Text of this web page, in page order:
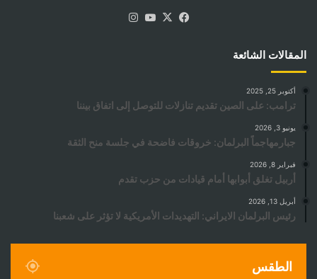
فيسبوك
‫X
‫YouTube
المقالات الشائعة
أكتوبر 25, 2025
ترامب: على الصين تقديم تنازلات للتوصل إلى اتفاق بيننا
يونيو 3, 2026
جبارمهاجماً البرلمان: خروقات فاضحة في جلسة منح الثقة
فبراير 8, 2026
أربيل تغلق أبوابها أمام قيادات من حزب تقدم
أبريل 13, 2026
رئيس البرلمان الايراني: التهديدات الأمريكية لا تؤثر على شعبنا
الطقس